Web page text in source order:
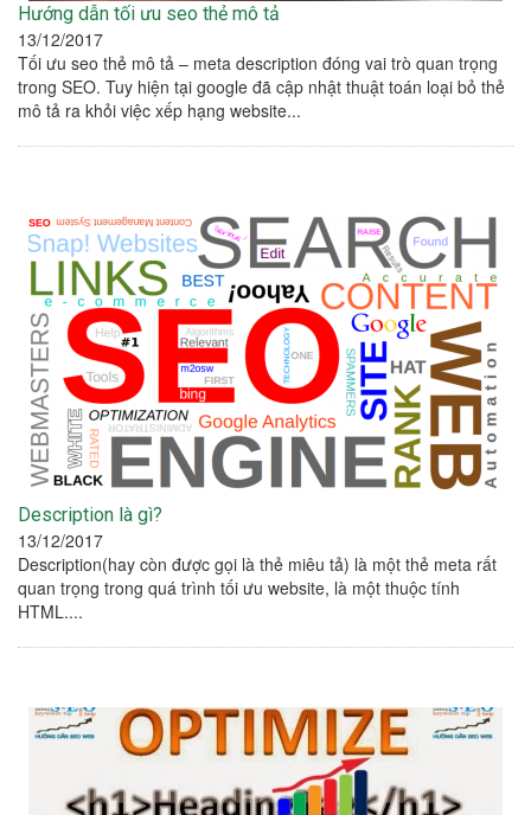
Hướng dẫn tối ưu seo thẻ mô tả
13/12/2017
Tối ưu seo thẻ mô tả – meta description đóng vai trò quan trọng
trong SEO. Tuy hiện tại google đã cập nhật thuật toán loại bỏ thẻ
mô tả ra khỏi việc xếp hạng website...
Description là gì?
13/12/2017
Description(hay còn được gọi là thẻ miêu tả) là một thẻ meta rất
quan trọng trong quá trình tối ưu website, là một thuộc tính
HTML....